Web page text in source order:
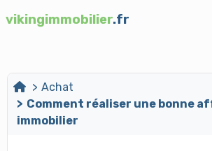
vikingimmobilier.fr
Achat
Comment réaliser une bonne
immobilier